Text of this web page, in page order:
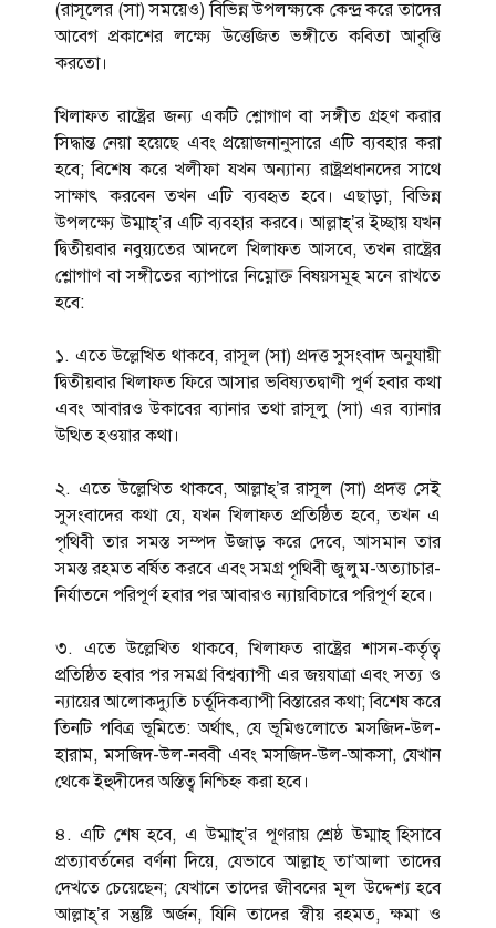
(রাসূলের (সা) সময়েও) বিভিন্ন উপলক্ষ্যকে কেন্দ্র করে তাদের
আবেগ প্রকাশের লক্ষ্যে উত্তেজিত ভঙ্গীতে কবিতা আবৃত্তি
করতো।
খিলাফত রাষ্ট্রের জন্য একটি শ্লোগাণ বা সঙ্গীত গ্রহণ করার
সিদ্ধান্ত নেয়া হয়েছে এবং প্রয়োজনানুসারে এটি ব্যবহার করা
হবে; বিশেষ করে খলীফা যখন অন্যান্য রাষ্ট্রপ্রধানদের সাথে
সাক্ষাৎ করবেন তখন এটি ব্যবহৃত হবে। এছাড়া, বিভিন্ন
উপলক্ষ্যে উম্মাহ্’র এটি ব্যবহার করবে। আল্লাহ্’র ইচ্ছায় যখন
দ্বিতীয়বার নবুয়্যতের আদলে খিলাফত আসবে, তখন রাষ্ট্রের
শ্লোগাণ বা সঙ্গীতের ব্যাপারে নিম্নোক্ত বিষয়সমূহ মনে রাখতে
হবে:
১. এতে উল্লেখিত থাকবে, রাসূল (সা) প্রদত্ত সুসংবাদ অনুযায়ী
দ্বিতীয়বার খিলাফত ফিরে আসার ভবিষ্যতদ্বাণী পূর্ণ হবার কথা
এবং আবারও উকাবের ব্যানার তথা রাসূলু (সা) এর ব্যানার
উত্থিত হওয়ার কথা।
২. এতে উল্লেখিত থাকবে, আল্লাহ্’র রাসূল (সা) প্রদত্ত সেই
সুসংবাদের কথা যে, যখন খিলাফত প্রতিষ্ঠিত হবে, তখন এ
পৃথিবী তার সমস্ত সম্পদ উজাড় করে দেবে, আসমান তার
সমস্ত রহমত বর্ষিত করবে এবং সমগ্র পৃথিবী জুলুম-অত্যাচার-
নির্যাতনে পরিপূর্ণ হবার পর আবারও ন্যায়বিচারে পরিপূর্ণ হবে।
৩. এতে উল্লেখিত থাকবে, খিলাফত রাষ্ট্রের শাসন-কর্তৃত্ব
প্রতিষ্ঠিত হবার পর সমগ্র বিশ্বব্যাপী এর জয়যাত্রা এবং সত্য ও
ন্যায়ের আলোকদ্যুতি চর্তূদিকব্যাপী বিস্তারের কথা; বিশেষ করে
তিনটি পবিত্র ভূমিতে: অর্থাৎ, যে ভূমিগুলোতে মসজিদ-উল-
হারাম, মসজিদ-উল-নববী এবং মসজিদ-উল-আকসা, যেখান
থেকে ইহুদীদের অস্তিত্ব নিশ্চিহ্ন করা হবে।
৪. এটি শেষ হবে, এ উম্মাহ্’র পূণরায় শ্রেষ্ঠ উম্মাহ্ হিসাবে
প্রত্যাবর্তনের বর্ণনা দিয়ে, যেভাবে আল্লাহ্ তা’আলা তাদের
দেখতে চেয়েছেন; যেখানে তাদের জীবনের মূল উদ্দেশ্য হবে
আল্লাহ্’র সন্তুষ্টি অর্জন, যিনি তাদের স্বীয় রহমত, ক্ষমা ও